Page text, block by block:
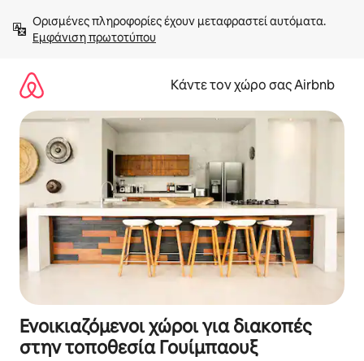
στο
περιεχόμενοΕμφάνιση πρωτοτύπου
Κάντε τον χώρο σας Airbnb
Ενοικιαζόμενοι χώροι για διακοπές
στην τοποθεσία Γουίμπαουξ